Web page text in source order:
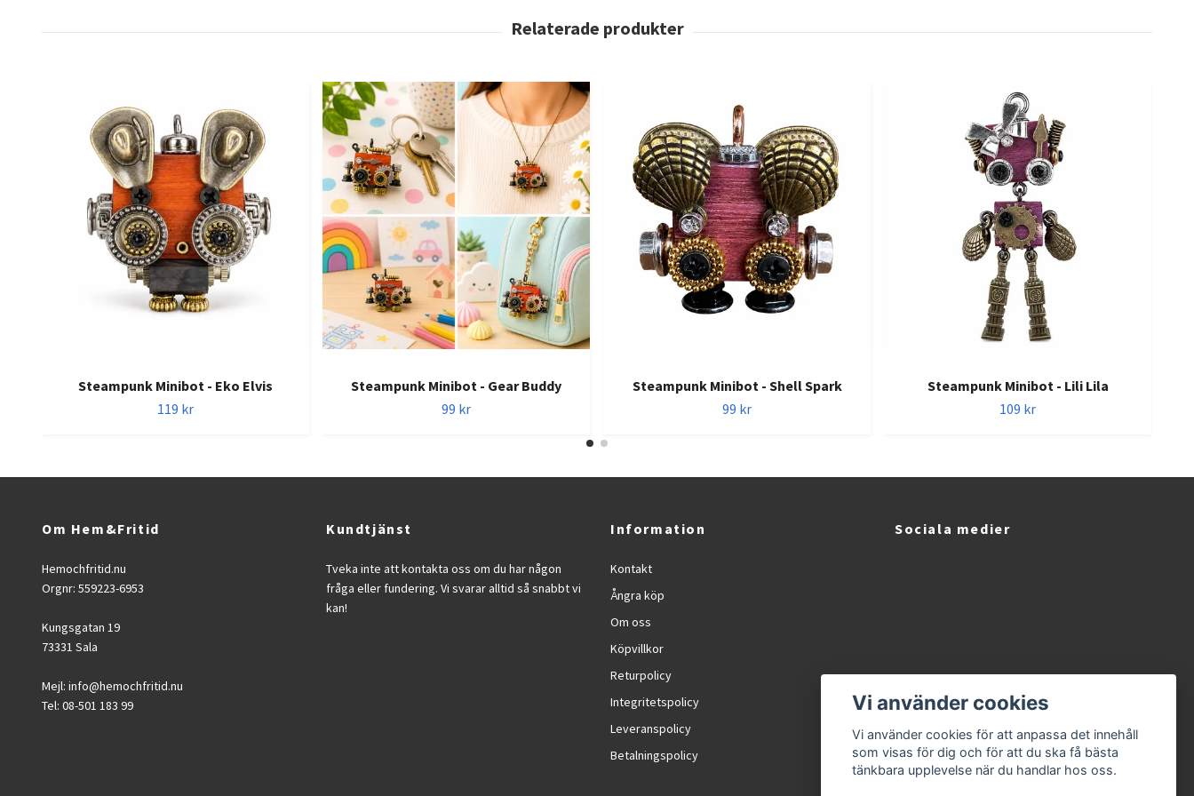
Steampunk Minibot - Eko Elvis
119 kr
Steampunk Minibot - Gear Buddy
99 kr
Steampunk Minibot - Shell Spark
99 kr
Steampunk Minibot - Lili Lila
109 kr
Om Hem&Fritid
Hemochfritid.nu
Orgnr: 559223-6953
Kungsgatan 19
73331 Sala
Mejl: info@hemochfritid.nu
Tel: 08-501 183 99
Kundtjänst
Tveka inte att kontakta oss om du har någon
fråga eller fundering. Vi svarar alltid så snabbt vi
kan!
Information
Kontakt
Ångra köp
Om oss
Köpvillkor
Returpolicy
Integritetspolicy
Leveranspolicy
Betalningspolicy
Sociala medier
Vi använder cookies
Vi använder cookies för att anpassa det innehåll
som visas för dig och för att du ska få bästa
tänkbara upplevelse när du handlar hos oss.